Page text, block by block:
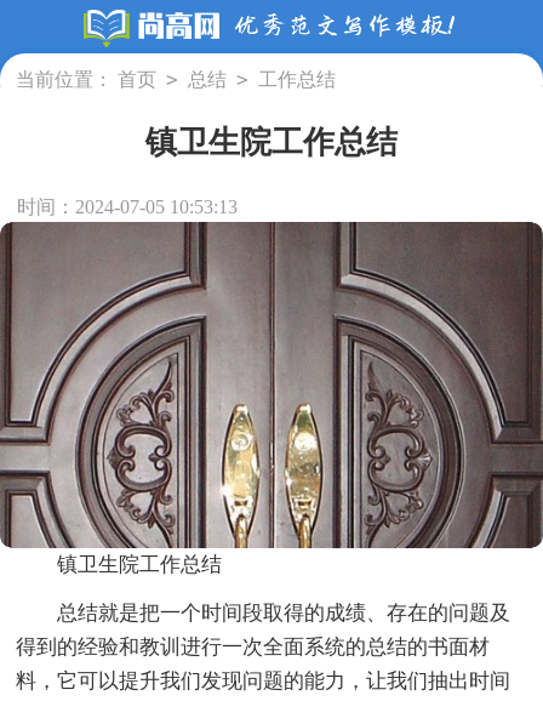
当前位置： 首页 > 总结 > 工作总结
镇卫生院工作总结
时间：2024-07-05 10:53:13
镇卫生院工作总结
总结就是把一个时间段取得的成绩、存在的问题及
得到的经验和教训进行一次全面系统的总结的书面材
料，它可以提升我们发现问题的能力，让我们抽出时间